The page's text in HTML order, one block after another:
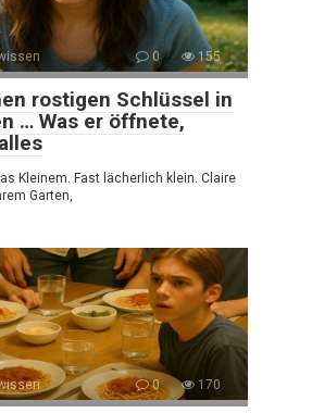
0 155
rostigen Schlüssel in
… Was er öffnete,
Kleinem. Fast lächerlich klein. Claire
Garten,
0 170